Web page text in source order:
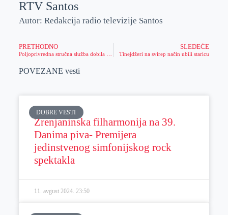
RTV Santos
Autor: Redakcija radio televizije Santos
PRETHODNO SLEDEĆE
Tinejdžeri na svirep način ubili staricu
POVEZANE vesti
DOBRE VESTI
Zrenjaninska filharmonija na 39.
Danima piva- Premijera
jedinstvenog simfonijskog rock
spektakla
11. avgust 2024. 23:50